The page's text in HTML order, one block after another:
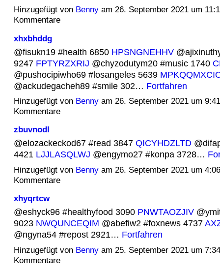
Hinzugefügt von Bennyam 26. September 2021 um
Kommentare
xhxbhddg
@fisukn19 #health 6850 HPSNGNEHHV
9247 FPTYRZXRIJ @chyzodutym20 #music 1740
@pushocipiwho69 #losangeles 5639
@ackudegacheh89 #smile 302… Fortfahren
Hinzugefügt von Bennyam 26. September 2021 um
Kommentare
zbuvnodl
@elozackeckod67 #read 3847 QICYHDZLTD
4421 LJJLASQLWJ @engymo27 #konpa 3728…
Hinzugefügt von Bennyam 26. September 2021 um
Kommentare
xhyqrtcw
@eshyck96 #healthyfood 3090 PNWTAOZJIV
9023 NWQUNCEQIM @abefiw2 #foxnews 4737
@ngyna54 #repost 2921… Fortfahren
Hinzugefügt von Bennyam 25. September 2021 um
Kommentare